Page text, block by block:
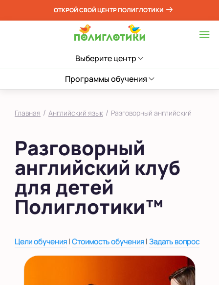
ОТКРОЙ СВОЙ ЦЕНТР ПОЛИГЛОТИКИ
Выберите центр
Программы обучения
Главная / Английский язык / Разговорный английский
Разговорный
английский клуб
для детей
Полиглотики™
Цели обучения|Стоимость обучения|Задать вопрос